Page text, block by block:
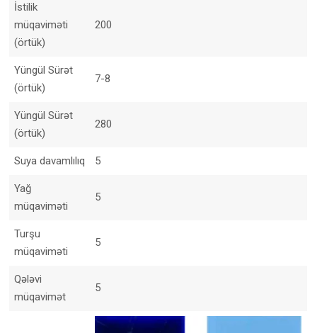
İstilik
müqaviməti
(örtük)
200
Yüngül Sürət
(örtük)
7-8
Yüngül Sürət
(örtük)
280
Suya davamlılıq 5
Yağ
müqaviməti
5
Turşu
müqaviməti
5
Qələvi
müqavimət
5